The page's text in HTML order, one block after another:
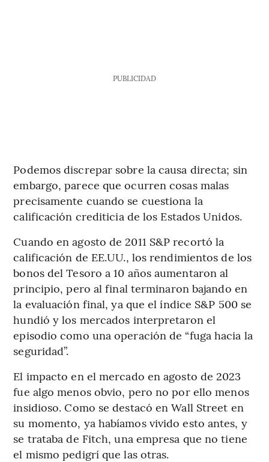
PUBLICIDAD
Podemos discrepar sobre la causa directa; sin
embargo, parece que ocurren cosas malas
precisamente cuando se cuestiona la
calificación crediticia de los Estados Unidos.
Cuando en agosto de 2011 S&P recortó la
calificación de EE.UU., los rendimientos de los
bonos del Tesoro a 10 años aumentaron al
principio, pero al final terminaron bajando en
la evaluación final, ya que el índice S&P 500 se
hundió y los mercados interpretaron el
episodio como una operación de “fuga hacia la
seguridad”.
El impacto en el mercado en agosto de 2023
fue algo menos obvio, pero no por ello menos
insidioso. Como se destacó en Wall Street en
su momento, ya habíamos vivido esto antes, y
se trataba de Fitch, una empresa que no tiene
el mismo pedigrí que las otras.